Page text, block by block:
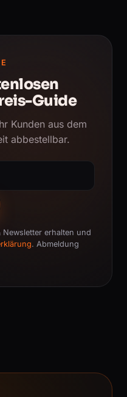
Guide
Kunden aus dem
abbestellbar.
erhalten und
. Abmeldung